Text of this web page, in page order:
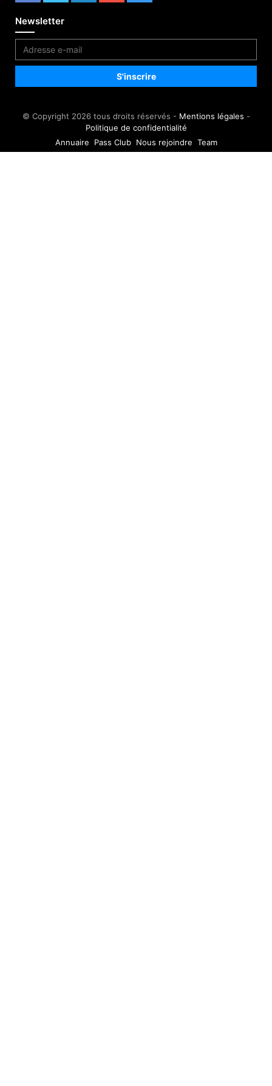
Newsletter
© Copyright 2026 tous droits réservés - Mentions légales -
Politique de confidentialité
Annuaire
Pass Club Nous rejoindre Team